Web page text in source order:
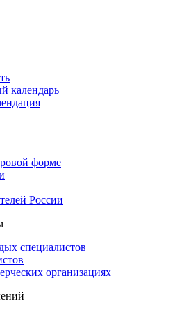
календарь
форме
России
специалистов
организациях